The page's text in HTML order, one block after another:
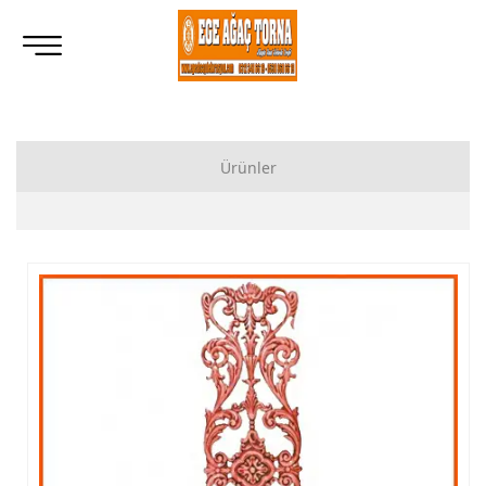
Ürünler
Tornalı Ahşap Ayak, Ahşap Topuz Ayak İmalatı, Modelleri
Ham Ahşap Göbekli Masa Ayak İmalatı, Modelleri
Ham Ahşap Yemek Masası İmalatı, Modelleri
Ham Ahşap Sandalye İmalatı, Modelleri
Ham Ahşap Zigon Sehpa İmalatı, Modelleri